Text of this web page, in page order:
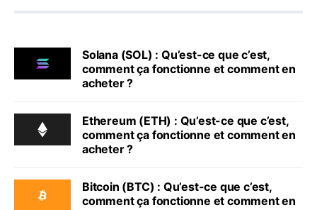
Solana (SOL) : Qu’est-ce que c’est,
comment ça fonctionne et comment en
acheter ?
Ethereum (ETH) : Qu’est-ce que c’est,
comment ça fonctionne et comment en
acheter ?
Bitcoin (BTC) : Qu’est-ce que c’est,
comment ça fonctionne et comment en